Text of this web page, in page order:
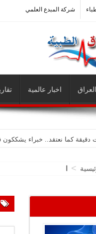
شركة المبدع العلمي
اخبار عالمية
دقيقة كما نعتقد.. خبراء
>